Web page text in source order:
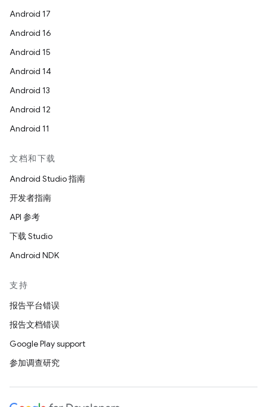
Android 17
Android 16
Android 15
Android 14
Android 13
Android 12
Android 11
文档和下载
Android Studio 指南
开发者指南
API 参考
下载 Studio
Android NDK
支持
报告平台错误
报告文档错误
Google Play support
参加调查研究